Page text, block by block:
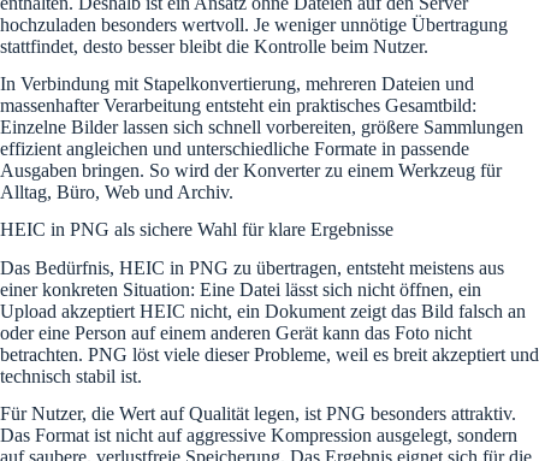
hochzuladen besonders wertvoll. Je weniger unnötige Übertragung
stattfindet, desto besser bleibt die Kontrolle beim Nutzer.
In Verbindung mit Stapelkonvertierung, mehreren Dateien und
massenhafter Verarbeitung entsteht ein praktisches Gesamtbild:
Einzelne Bilder lassen sich schnell vorbereiten, größere Sammlungen
effizient angleichen und unterschiedliche Formate in passende
Ausgaben bringen. So wird der Konverter zu einem Werkzeug für
Alltag, Büro, Web und Archiv.
HEIC in PNG als sichere Wahl für klare Ergebnisse
Das Bedürfnis, HEIC in PNG zu übertragen, entsteht meistens aus
einer konkreten Situation: Eine Datei lässt sich nicht öffnen, ein
Upload akzeptiert HEIC nicht, ein Dokument zeigt das Bild falsch an
oder eine Person auf einem anderen Gerät kann das Foto nicht
betrachten. PNG löst viele dieser Probleme, weil es breit akzeptiert und
technisch stabil ist.
Für Nutzer, die Wert auf Qualität legen, ist PNG besonders attraktiv.
Das Format ist nicht auf aggressive Kompression ausgelegt, sondern